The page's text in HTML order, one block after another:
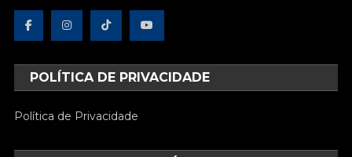
POLÍTICA DE PRIVACIDADE
Política de Privacidade